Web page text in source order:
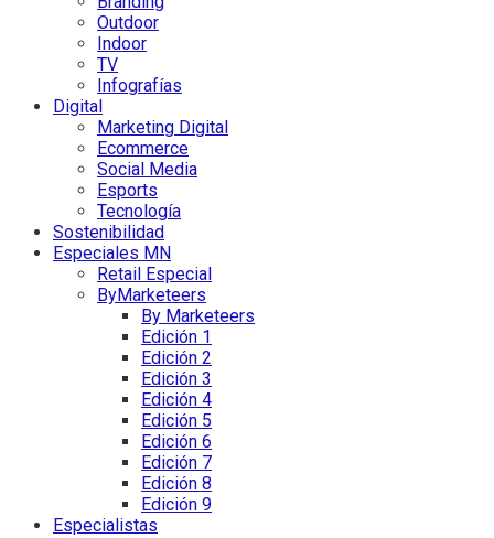
Outdoor
Indoor
TV
Infografías
Digital
Marketing Digital
Ecommerce
Social Media
Esports
Tecnología
Sostenibilidad
Especiales MN
Retail Especial
ByMarketeers
By Marketeers
Edición 1
Edición 2
Edición 3
Edición 4
Edición 5
Edición 6
Edición 7
Edición 8
Edición 9
Especialistas